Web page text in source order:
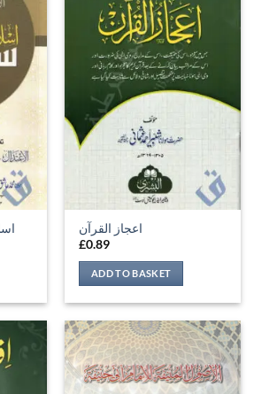
اعجاز القرآن
£0.89
ADD TO BASKET